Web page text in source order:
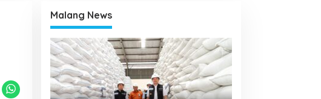
Malang News